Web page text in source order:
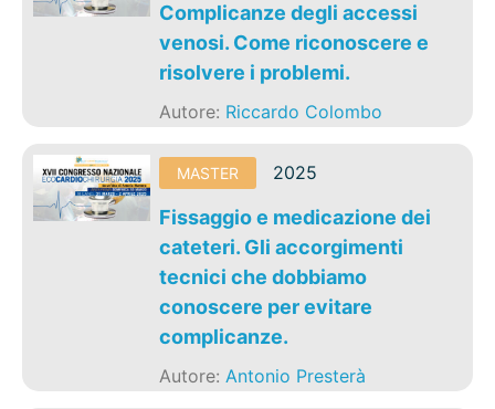
Complicanze degli accessi
venosi. Come riconoscere e
risolvere i problemi.
Autore: Riccardo Colombo
MASTER 2025
Fissaggio e medicazione dei
cateteri. Gli accorgimenti
tecnici che dobbiamo
conoscere per evitare
complicanze.
Autore:Antonio Presterà